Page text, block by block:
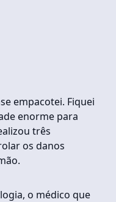
empacotei. Fiquei
enorme para
três
os danos
o médico que